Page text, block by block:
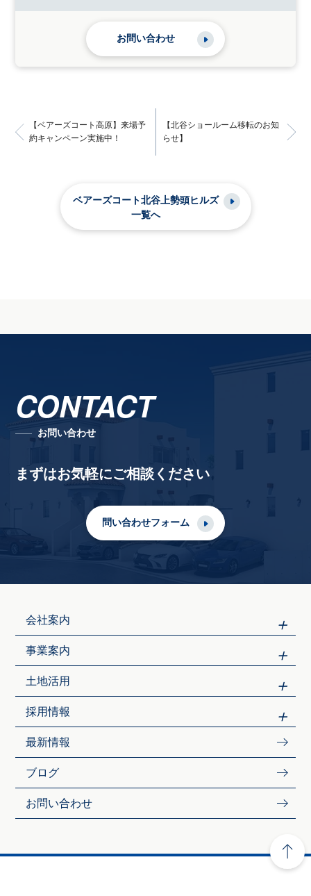
お問い合わせ
【ベアーズコート高原】来場予
約キャンペーン実施中！
【北谷ショールーム移転のお知
らせ】
ベアーズコート北谷上勢頭ヒルズ
一覧へ
CONTACT
お問い合わせ
まずはお気軽にご相談ください
問い合わせフォーム
会社案内
事業案内
土地活用
採用情報
最新情報
ブログ
お問い合わせ